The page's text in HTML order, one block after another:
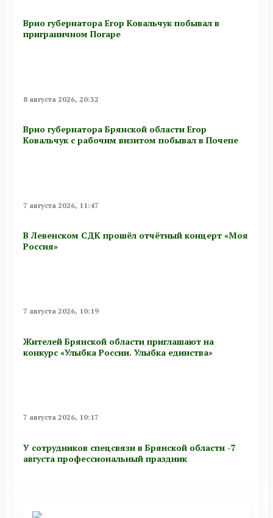
Врио губернатора Егор Ковальчук побывал в
приграничном Погаре
8 августа 2026, 20:32
Врио губернатора Брянской области Егор
Ковальчук с рабочим визитом побывал в Почепе
7 августа 2026, 11:47
В Левенском СДК прошёл отчётный концерт «Моя
Россия»
7 августа 2026, 10:19
Жителей Брянской области приглашают на
конкурс «Улыбка России. Улыбка единства»
7 августа 2026, 10:17
У сотрудников спецсвязи в Брянской области -7
августа профессиональный праздник